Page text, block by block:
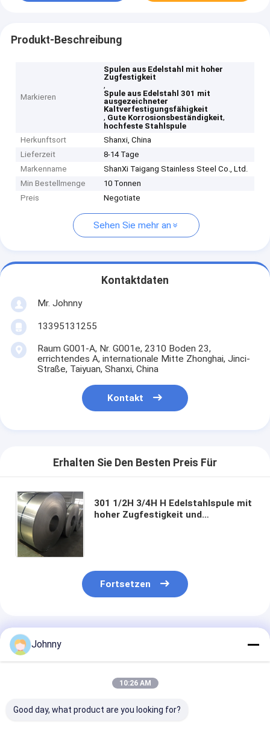
Produkt-Beschreibung
Markieren
Spulen aus Edelstahl mit hoher
Zugfestigkeit
,
Spule aus Edelstahl 301 mit
ausgezeichneter
Kaltverfestigungsfähigkeit
, Gute Korrosionsbeständigkeit,
hochfeste Stahlspule
Herkunftsort
Shanxi, China
Lieferzeit
8-14 Tage
Markenname
ShanXi Taigang Stainless Steel Co., Ltd.
Min Bestellmenge
10 Tonnen
Preis
Negotiate
Sehen Sie mehr an
Kontaktdaten
Mr. Johnny
13395131255
Raum G001-A, Nr. G001e, 2310 Boden 23,
errichtendes A, internationale Mitte Zhonghai, Jinci-
Straße, Taiyuan, Shanxi, China
Kontakt
Erhalten Sie Den Besten Preis Für
301 1/2H 3/4H H Edelstahlspule mit
hoher Zugfestigkeit und
Fortsetzen
Empfohlene Produkte
Johnny
10:26 AM
Good day, what product are you looking for?